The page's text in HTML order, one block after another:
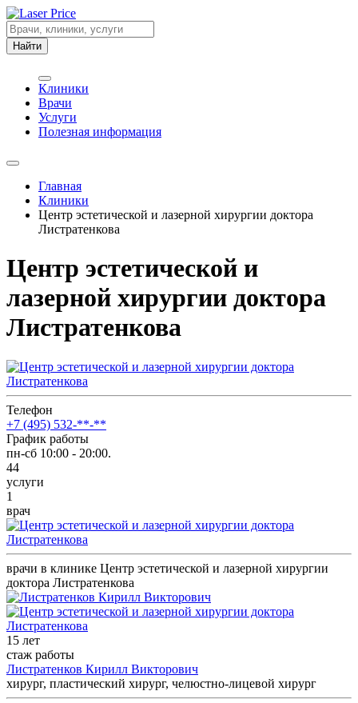
Найти
Клиники
Врачи
Услуги
Полезная информация
Главная
Клиники
Центр эстетической и лазерной хирургии доктора
Листратенкова
Центр эстетической и
лазерной хирургии доктора
Листратенкова
Телефон
+7 (495) 532-**-**
График работы
пн-сб 10:00 - 20:00.
44
услуги
1
врач
врачи в клинике Центр эстетической и лазерной хирургии
доктора Листратенкова
15 лет
стаж работы
Листратенков Кирилл Викторович
хирург, пластический хирург, челюстно-лицевой хирург